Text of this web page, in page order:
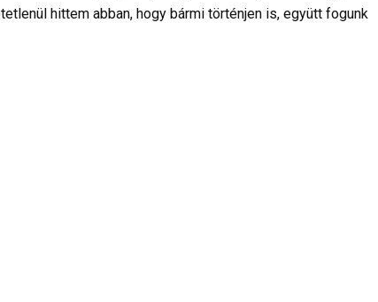
hittem abban, hogy bármi történjen is, együtt fogunk